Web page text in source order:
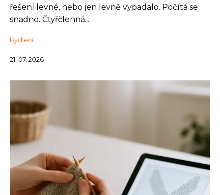
řešení levné, nebo jen levně vypadalo. Počítá se
snadno. Čtyřčlenná...
bydlení
21. 07. 2026